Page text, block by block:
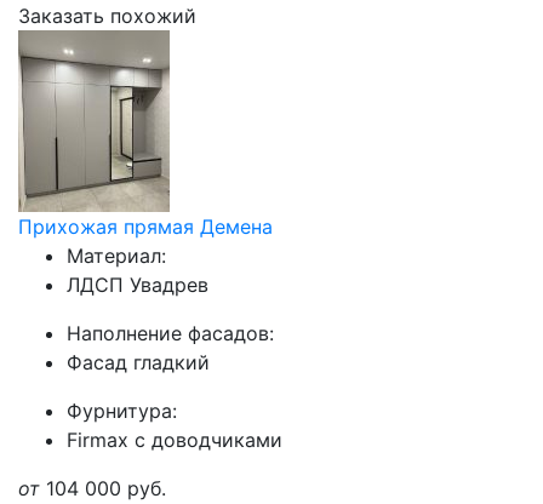
Заказать похожий
Прихожая прямая Демена
Материал:
ЛДСП Увадрев
Наполнение фасадов:
Фасад гладкий
Фурнитура:
Firmax с доводчиками
от 104 000 руб.